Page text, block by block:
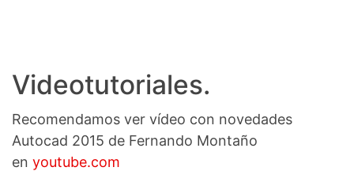
Videotutoriales.
Recomendamos ver vídeo con novedades
Autocad 2015 de Fernando Montaño
en youtube.com